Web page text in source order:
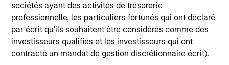
sociétés ayant des activités de trésorerie
professionnelle, les particuliers fortunés qui ont déclaré
par écrit qu'ils souhaitent être considérés comme des
investisseurs qualifiés et les investisseurs qui ont
contracté un mandat de gestion discrétionnaire écrit).
Head of Institutional Distribution for Southeast Asia
and Hong Kong. Based in Singapore, he focuses on
new business development and raising capital for
MSIM’s various investment partnerships, including
funds and co-investments. Vikram has over 30